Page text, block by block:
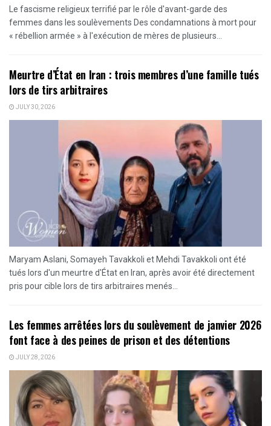
Le fascisme religieux terrifié par le rôle d'avant-garde des
femmes dans les soulèvements Des condamnations à mort pour
« rébellion armée » à l'exécution de mères de plusieurs...
Meurtre d’État en Iran : trois membres d’une famille tués
lors de tirs arbitraires
JULY 30, 2026
Maryam Aslani, Somayeh Tavakkoli et Mehdi Tavakkoli ont été
tués lors d'un meurtre d'État en Iran, après avoir été directement
pris pour cible lors de tirs arbitraires menés...
Les femmes arrêtées lors du soulèvement de janvier 2026
font face à des peines de prison et des détentions
JULY 28, 2026